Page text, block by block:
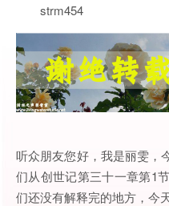
strm454
听众朋友您好，我是丽雯，
们从创世记第三十一章第1
们还没有解释完的地方，今